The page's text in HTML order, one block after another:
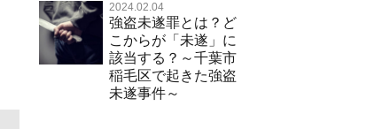
2024.02.04
強盗未遂罪とは？ど
こからが「未遂」に
該当する？～千葉市
稲毛区で起きた強盗
未遂事件～